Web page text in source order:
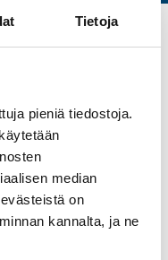
Tietoja
pieniä tiedostoja.
median
on
kannalta, ja ne
tytöille
1.6.)
Maksu
mukaan
veloituksetta!